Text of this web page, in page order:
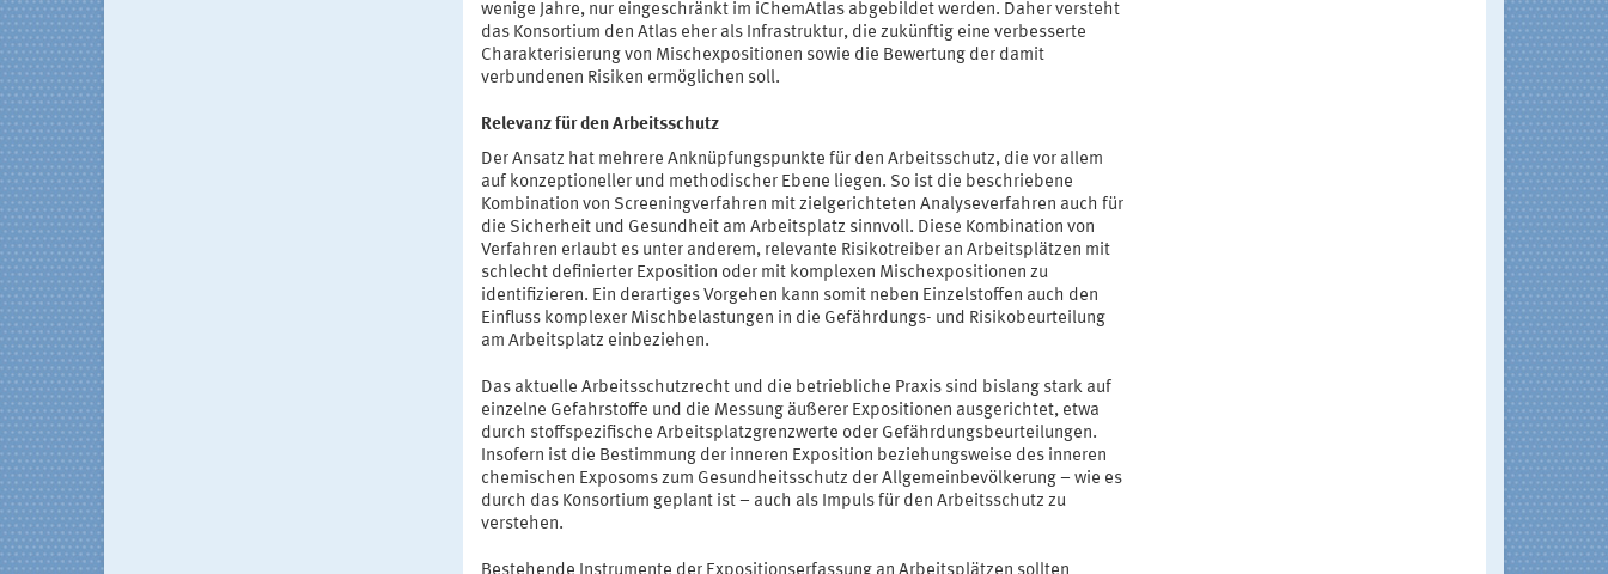
wenige Jahre, nur eingeschränkt im iChemAtlas abgebildet werden. Daher versteht
das Konsortium den Atlas eher als Infrastruktur, die zukünftig eine verbesserte
Charakterisierung von Mischexpositionen sowie die Bewertung der damit
verbundenen Risiken ermöglichen soll.
Relevanz für den Arbeitsschutz
Der Ansatz hat mehrere Anknüpfungspunkte für den Arbeitsschutz, die vor allem
auf konzeptioneller und methodischer Ebene liegen. So ist die beschriebene
Kombination von Screeningverfahren mit zielgerichteten Analyseverfahren auch für
die Sicherheit und Gesundheit am Arbeitsplatz sinnvoll. Diese Kombination von
Verfahren erlaubt es unter anderem, relevante Risikotreiber an Arbeitsplätzen mit
schlecht definierter Exposition oder mit komplexen Mischexpositionen zu
identifizieren. Ein derartiges Vorgehen kann somit neben Einzelstoffen auch den
Einfluss komplexer Mischbelastungen in die Gefährdungs- und Risikobeurteilung
am Arbeitsplatz einbeziehen.
Das aktuelle Arbeitsschutzrecht und die betriebliche Praxis sind bislang stark auf
einzelne Gefahrstoffe und die Messung äußerer Expositionen ausgerichtet, etwa
durch stoffspezifische Arbeitsplatzgrenzwerte oder Gefährdungsbeurteilungen.
Insofern ist die Bestimmung der inneren Exposition beziehungsweise des inneren
chemischen Exposoms zum Gesundheitsschutz der Allgemeinbevölkerung – wie es
durch das Konsortium geplant ist – auch als Impuls für den Arbeitsschutz zu
verstehen.